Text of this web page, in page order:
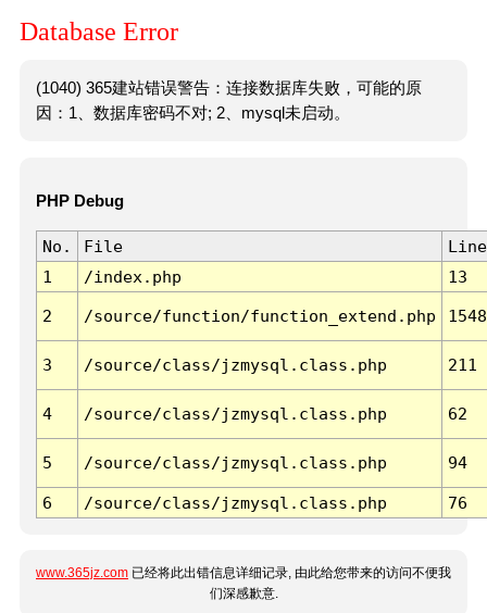
Database Error
(1040) 365建站错误警告：连接数据库失败，可能的原
因：1、数据库密码不对; 2、mysql未启动。
PHP Debug
No. File
Line
1
/index.php 13
2 /source/function/function_extend.php 1548
3 /source/class/jzmysql.class.php 211
4 /source/class/jzmysql.class.php 62
5 /source/class/jzmysql.class.php 94
6 /source/class/jzmysql.class.php 76
www.365jz.com 已经将此出错信息详细记录, 由此给您带来的访问不便我
们深感歉意.